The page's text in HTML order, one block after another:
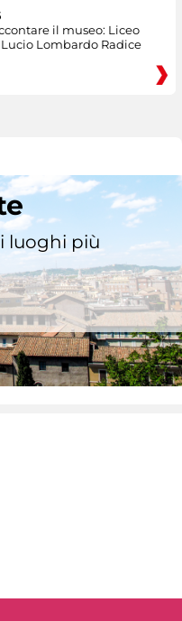
il museo: Liceo
Lombardo Radice
luoghi più